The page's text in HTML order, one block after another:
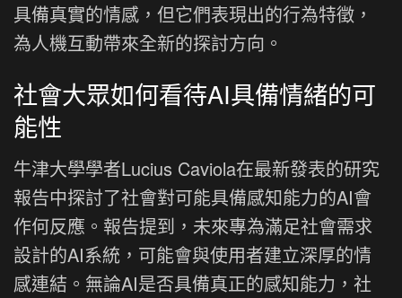
具備真實的情感，但它們表現出的行為特徵，
為人機互動帶來全新的探討方向。
社會大眾如何看待AI具備情緒的可
能性
牛津大學學者Lucius Caviola在最新發表的研究
報告中探討了社會對可能具備感知能力的AI會
作何反應。報告提到，未來專為滿足社會需求
設計的AI系統，可能會與使用者建立深厚的情
感連結。無論AI是否具備真正的感知能力，社